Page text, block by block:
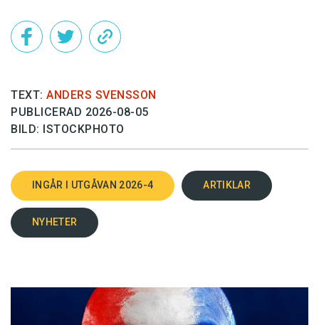
TEXT: ANDERS SVENSSON
PUBLICERAD 2026-08-05
BILD: ISTOCKPHOTO
INGÅR I UTGÅVAN 2026-4 ARTIKLAR
NYHETER